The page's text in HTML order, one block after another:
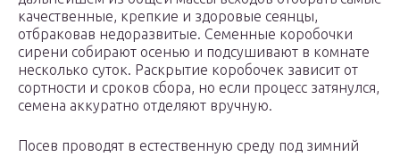
качественные, крепкие и здоровые сеянцы,
отбраковав недоразвитые. Семенные коробочки
сирени собирают осенью и подсушивают в комнате
несколько суток. Раскрытие коробочек зависит от
сортности и сроков сбора, но если процесс затянулся,
семена аккуратно отделяют вручную.
Посев проводят в естественную среду под зимний